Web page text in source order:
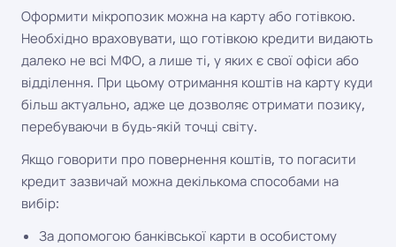
Оформити мікропозик можна на карту або готівкою.
Необхідно враховувати, що готівкою кредити видають
далеко не всі МФО, а лише ті, у яких є свої офіси або
відділення. При цьому отримання коштів на карту куди
більш актуально, адже це дозволяє отримати позику,
перебуваючи в будь-якій точці світу.
Якщо говорити про повернення коштів, то погасити
кредит зазвичай можна декількома способами на
вибір:
За допомогою банківської карти в особистому